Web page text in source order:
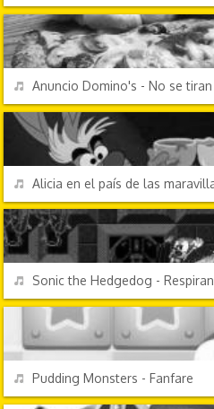
REPRODUCIR
Anuncio Domino's - No se
REPRODUCIR
Alicia en el país de las
REPRODUCIR
Sonic the Hedgedog -
REPRODUCIR
Pudding Monsters - Fanfare